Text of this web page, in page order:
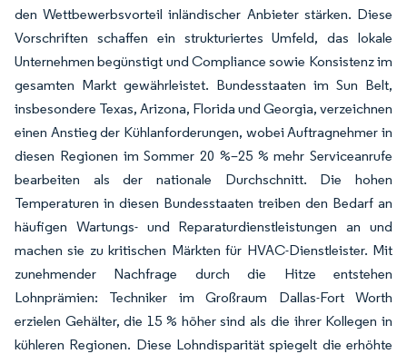
den Wettbewerbsvorteil inländischer Anbieter stärken. Diese
Vorschriften schaffen ein strukturiertes Umfeld, das lokale
Unternehmen begünstigt und Compliance sowie Konsistenz im
gesamten Markt gewährleistet. Bundesstaaten im Sun Belt,
insbesondere Texas, Arizona, Florida und Georgia, verzeichnen
einen Anstieg der Kühlanforderungen, wobei Auftragnehmer in
diesen Regionen im Sommer 20 %–25 % mehr Serviceanrufe
bearbeiten als der nationale Durchschnitt. Die hohen
Temperaturen in diesen Bundesstaaten treiben den Bedarf an
häufigen Wartungs- und Reparaturdienstleistungen an und
machen sie zu kritischen Märkten für HVAC-Dienstleister. Mit
zunehmender Nachfrage durch die Hitze entstehen
Lohnprämien: Techniker im Großraum Dallas-Fort Worth
erzielen Gehälter, die 15 % höher sind als die ihrer Kollegen in
kühleren Regionen. Diese Lohndisparität spiegelt die erhöhte